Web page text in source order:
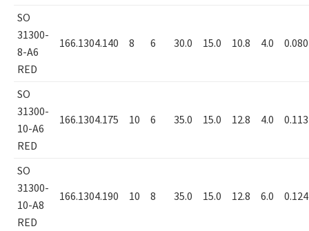
SO
31300-
8-A6
RED
166.1304.140 8 6 30.0 15.0 10.8 4.0 0.080
SO
31300-
10-A6
RED
166.1304.175 10 6 35.0 15.0 12.8 4.0 0.113
SO
31300-
10-A8
RED
166.1304.190 10 8 35.0 15.0 12.8 6.0 0.124